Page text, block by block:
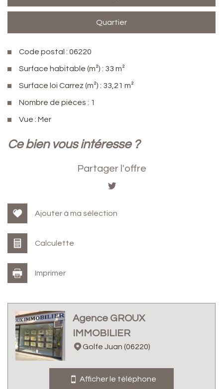
Quartier
Code postal : 06220
Surface habitable (m²) : 33 m²
Surface loi Carrez (m²) : 33,21 m²
Nombre de pièces : 1
Vue : Mer
la ville de golfe juan (06220)
École maternelle
École primaire
Presse et Tabac
statistiques
ce bien vous intéresse ?
Partager l'offre
Ajouter à ma sélection
Calculette
Imprimer
Agence GROUX
IMMOBILIER
Golfe Juan (06220)
Afficher le téléphone